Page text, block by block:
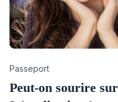
Category
Passeport
Peut-on sourire